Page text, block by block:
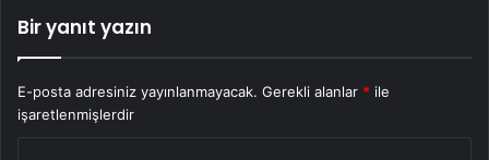
Bir yanıt yazın
E-posta adresiniz yayınlanmayacak. Gerekli alanlar * ile
işaretlenmişlerdir